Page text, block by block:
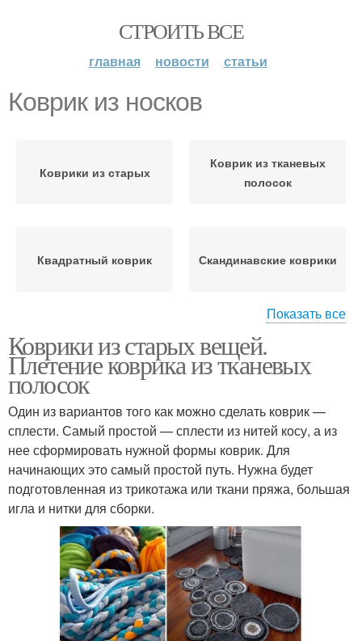
СТРОИТЬ ВСЕ
главная новости статьи
Коврик из носков
Коврики из старых
Коврик из тканевых
полосок
Квадратный коврик Скандинавские коврики
Красивый коврик Коврик из старых
Мягкие коврики Коврик из флиса
Коврик из футболок Коврик из косичек
Показать все
Коврики из старых вещей.
Плетение коврика из тканевых
полосок
Один из вариантов того как можно сделать коврик —
сплести. Самый простой — сплести из нитей косу, а из
нее сформировать нужной формы коврик. Для
начинающих это самый простой путь. Нужна будет
подготовленная из трикотажа или ткани пряжа, большая
игла и нитки для сборки.